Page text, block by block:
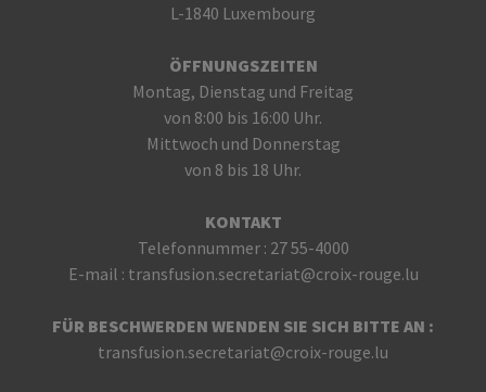
L-1840 Luxembourg
ÖFFNUNGSZEITEN
Montag, Dienstag und Freitag
von 8:00 bis 16:00 Uhr.
Mittwoch und Donnerstag
von 8 bis 18 Uhr.
KONTAKT
Telefonnummer : 27 55-4000
E-mail : transfusion.secretariat@croix-rouge.lu
FÜR BESCHWERDEN WENDEN SIE SICH BITTE AN :
transfusion.secretariat@croix-rouge.lu